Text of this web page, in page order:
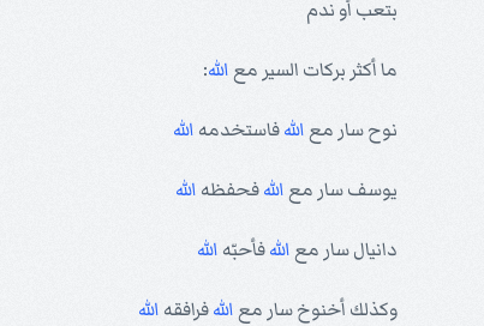
بتعب أو ندم
ما أكثر بركات السير مع الله:
نوح سار مع اللهفاستخدمه الله
يوسف سار مع اللهفحفظه الله
دانيال سار مع اللهفأحبّه الله
وكذلك أخنوخ سار مع اللهفرافقه الله